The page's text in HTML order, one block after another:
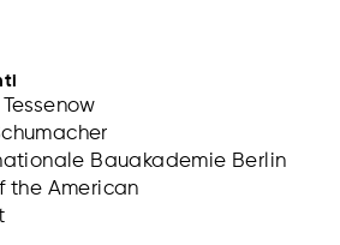
Bauakademie Berlin
the American